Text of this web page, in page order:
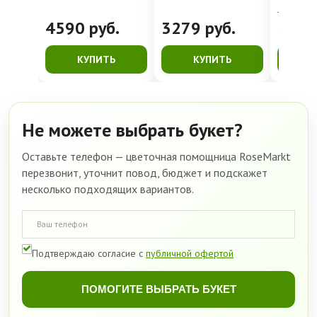
4590 руб.
КУПИТЬ
3279 руб.
КУПИТЬ
4762
Не можете выбрать букет?
Оставьте телефон — цветочная помощница RoseMarkt
перезвонит, уточнит повод, бюджет и подскажет
несколько подходящих вариантов.
Подтверждаю согласие с публичной офертой
ПОМОГИТЕ ВЫБРАТЬ БУКЕТ